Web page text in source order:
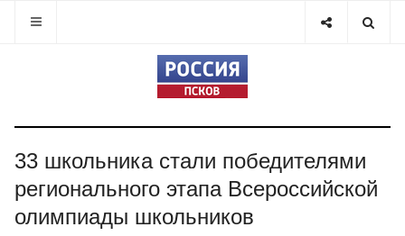
33 школьника стали победителями
регионального этапа Всероссийской
олимпиады школьников